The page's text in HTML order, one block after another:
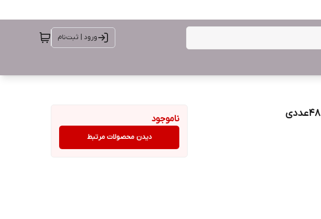
ورود | ثبت‌نام
ناموجود
دیدن محصولات مرتبط